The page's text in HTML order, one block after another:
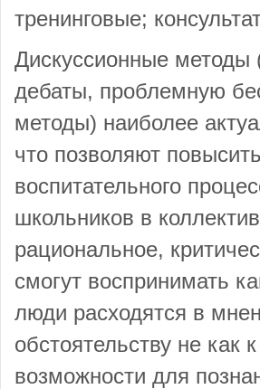
тренинговые;
Дискуссионные методы
дебаты, проблемную
методы) наиболее
что позволяют
воспитательного
школьников в
рациональное,
смогут воспринимать
люди расходятся в
обстоятельству не как
возможности для